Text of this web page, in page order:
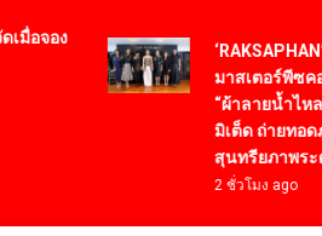
อง
‘RAKSAPHAN’ เ
มาสเตอร์พีซคอลเล
“ผ้าลายน้ำไหล” สู่
มิเต็ด ถ่ายทอดภูมิ
สุนทรียภาพระดับส
2 ชั่วโมง ago